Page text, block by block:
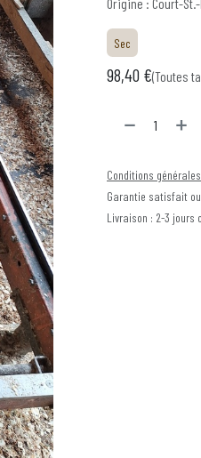
Sec
98,40 €(Toutes
Conditions générales
Garantie satisfait
Livraison : 2-3 jours